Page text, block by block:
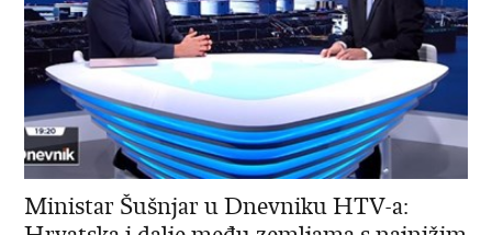
Ministar Šušnjar u Dnevniku HTV-a: